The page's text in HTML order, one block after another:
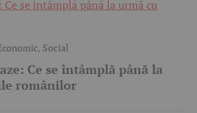
, Social
Ce se întâmplă până la
românilor